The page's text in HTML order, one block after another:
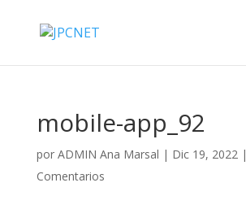
mobile-app_92
por ADMIN Ana Marsal | Dic 19, 2022|
Comentarios